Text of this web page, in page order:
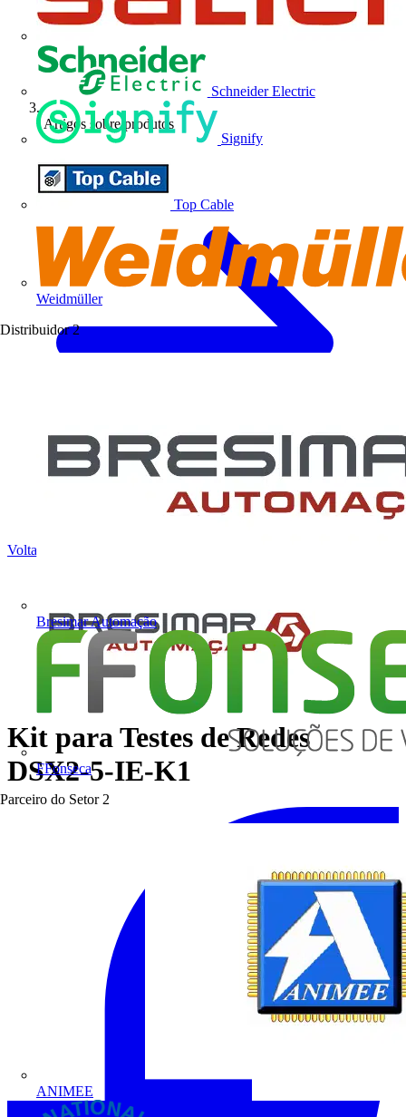
Schneider Electric
Signify
Top Cable
Weidmüller
Distribuidor 2
Bresimar Automação
FFonseca
Parceiro do Setor 2
ANIMEE
Artigos sobre produtos
Voltar para Notícias
Kit para Testes de Redes
DSX2-5-IE-K1